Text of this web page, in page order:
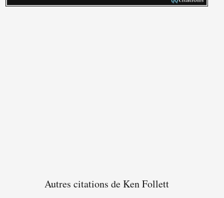
Autres citations de Ken Follett